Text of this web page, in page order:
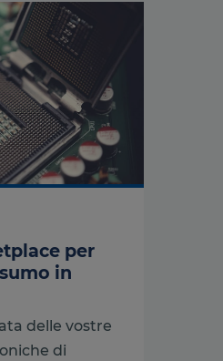
per
in
delle vostre
di